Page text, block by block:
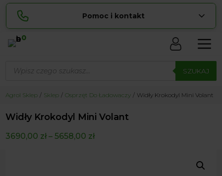
Pomoc i kontakt
Lucyna
pokaż numer
534 853 ... pokaż numer
zamowienia@ ...
biuro@ ...
0
produktów SZUKAJ
Agrol Sklep Sklep Osprzęt Do Ładowaczy Widły Krokodyl Mini Volant
Widły Krokodyl Mini Volant
3690,00 zł–5658,00 zł